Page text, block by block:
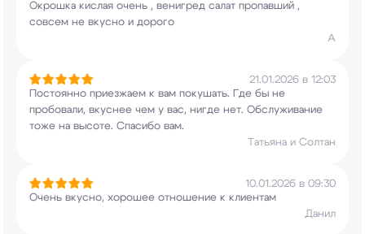
Окрошка кислая очень , венигред салат пропавший ,
совсем не вкусно и дорого
А
21.01.2026 в 12:03
Постоянно приезжаем к вам покушать. Где бы не
пробовали, вкуснее чем у вас, нигде нет. Обслуживание
тоже на высоте. Спасибо вам.
Татьяна и Солтан
10.01.2026 в 09:30
Очень вкусно, хорошее отношение к клиентам
Данил